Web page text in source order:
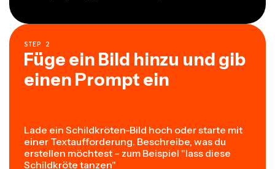
STEP 2
Füge ein Bild hinzu und gib
einen Prompt ein
Lade ein Schildkröten-Bild hoch oder starte mit
einer Textaufforderung. Beschreibe, was du
erstellen möchtest – zum Beispiel "lass diese
Schildkröte tanzen"